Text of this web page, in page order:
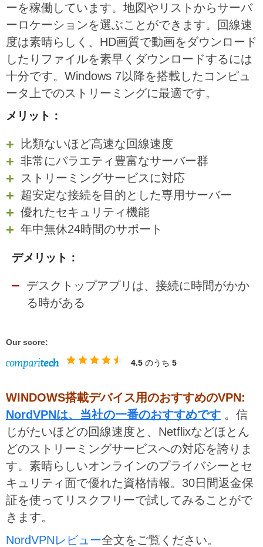
ーを稼働しています。地図やリストからサーバ
ーロケーションを選ぶことができます。回線速
度は素晴らしく、HD画質で動画をダウンロード
したりファイルを素早くダウンロードするには
十分です。Windows 7以降を搭載したコンピュ
ータ上でのストリーミングに最適です。
メリット：
比類ないほど高速な回線速度
非常にバラエティ豊富なサーバー群
ストリーミングサービスに対応
超安定な接続を目的とした専用サーバー
優れたセキュリティ機能
年中無休24時間のサポート
デメリット：
デスクトップアプリは、接続に時間がかか
る時がある
Our score:
4.5 のうち 5
WINDOWS搭載デバイス用のおすすめのVPN:
NordVPNは、当社の一番のおすすめです 。信
じがたいほどの回線速度と、Netflixなどほとん
どのストリーミングサービスへの対応を誇りま
す。素晴らしいオンラインのプライバシーとセ
キュリティ面で優れた資格情報。30日間返金保
証を使ってリスクフリーで試してみることがで
きます。
NordVPNレビュー全文をご覧ください。